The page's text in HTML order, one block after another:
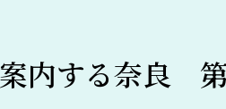
内する奈良